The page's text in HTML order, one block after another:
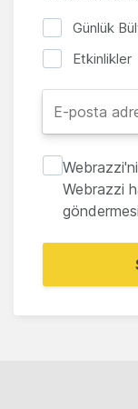
Günlük
Etkinlikler
Webrazzi